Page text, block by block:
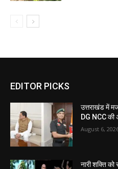
EDITOR PICKS
उत्तराखंड में
DG NCC की
August 6,
नारी शक्ति